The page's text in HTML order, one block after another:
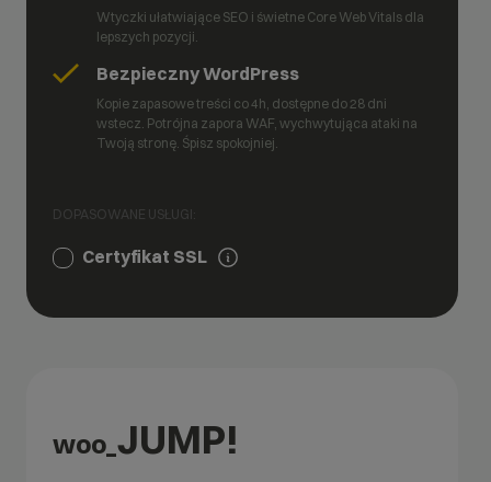
Wtyczki ułatwiające SEO i świetne Core Web Vitals dla
lepszych pozycji.
Bezpieczny WordPress
Kopie zapasowe treści co 4h, dostępne do 28 dni
wstecz. Potrójna zapora WAF, wychwytująca ataki na
Twoją stronę. Śpisz spokojniej.
DOPASOWANE USŁUGI:
Certyfikat SSL
woo_ JUMP!